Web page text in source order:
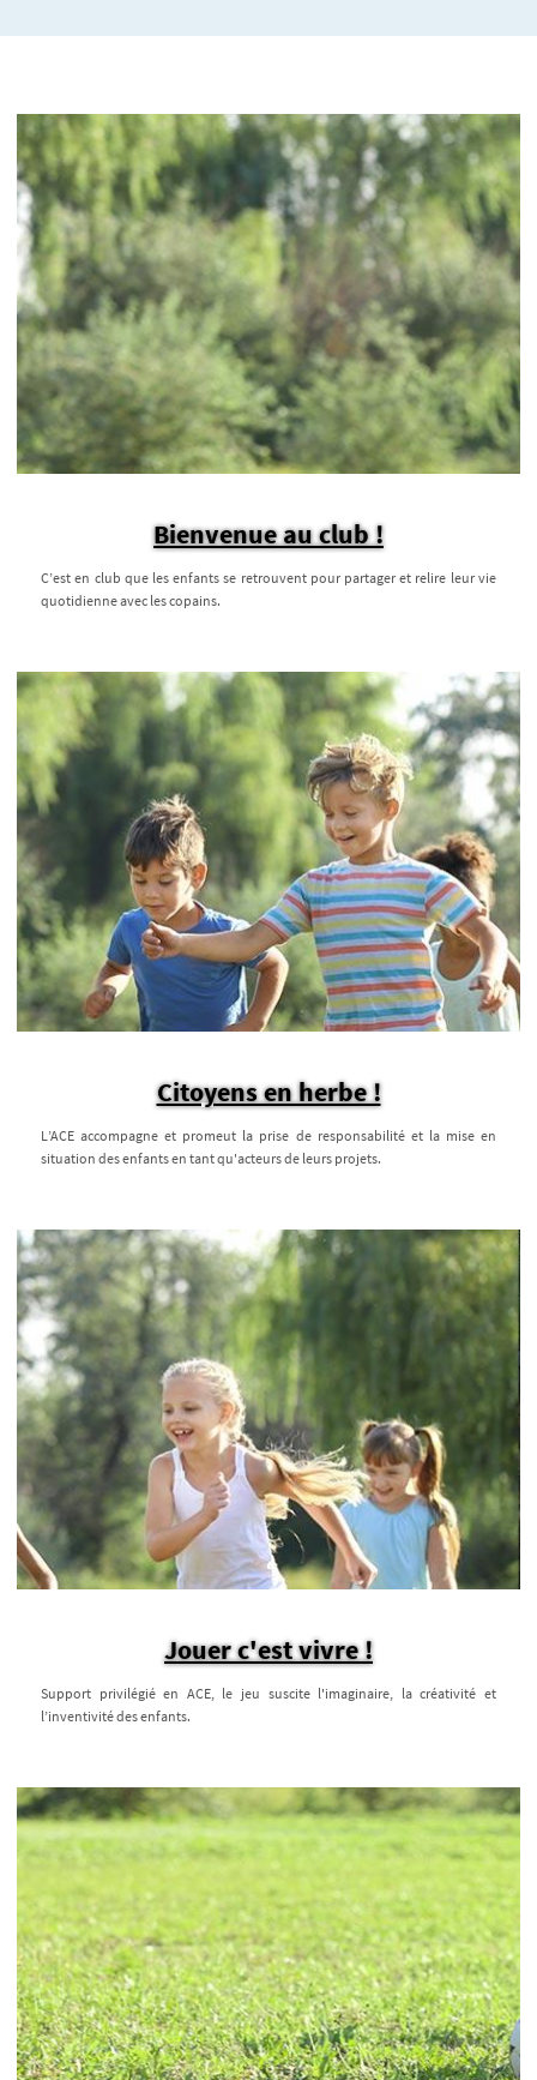
Bienvenue au club !
C’est en club que les enfants se retrouvent pour partager et relire leur vie
quotidienne avec les copains.
Citoyens en herbe !
L’ACE accompagne et promeut la prise de responsabilité et la mise en
situation des enfants en tant qu'acteurs de leurs projets.
Jouer c'est vivre !
Support privilégié en ACE, le jeu suscite l'imaginaire, la créativité et
l’inventivité des enfants.